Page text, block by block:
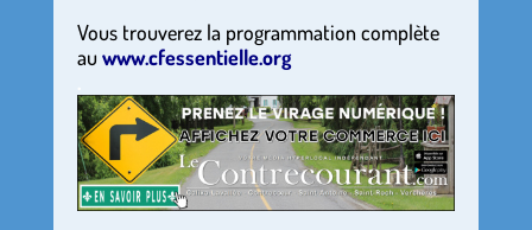
Vous trouverez la programmation complète
au www.cfessentielle.org